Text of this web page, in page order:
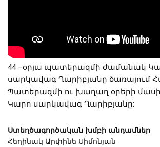
44 –օրյա պատերազմի ժամանակ
սարկավագ Ղարիբյանը ծառայում
Պատերազմի ու խաղաղ օրերի
Կարո սարկավագ Ղարիբյանը:
Ստեղծագործական խմբի անդամներ
Հեղինակ Արփինե Սիմոնյան